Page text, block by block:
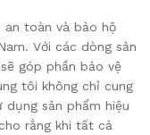
an toàn và bảo hộ
Với các dòng sản
góp phần bảo vệ
tôi không chỉ cung
sản phẩm hiệu
rằng khi tất cả